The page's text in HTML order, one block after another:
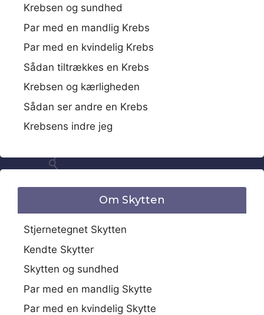
Krebsen og sundhed
Par med en mandlig Krebs
Par med en kvindelig Krebs
Sådan tiltrækkes en Krebs
Krebsen og kærligheden
Sådan ser andre en Krebs
Krebsens indre jeg
Om Skytten
Stjernetegnet Skytten
Kendte Skytter
Skytten og sundhed
Par med en mandlig Skytte
Par med en kvindelig Skytte